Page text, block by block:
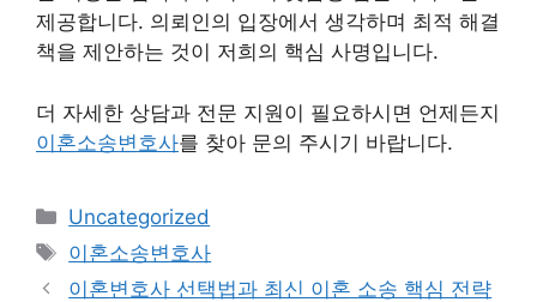
제공합니다. 의뢰인의 입장에서 생각하며 최적 해결
책을 제안하는 것이 저희의 핵심 사명입니다.
더 자세한 상담과 전문 지원이 필요하시면 언제든지
이혼소송변호사를 찾아 문의 주시기 바랍니다.
Categories
Uncategorized
Tags
이혼소송변호사
이혼변호사 선택법과 최신 이혼 소송 핵심 전략